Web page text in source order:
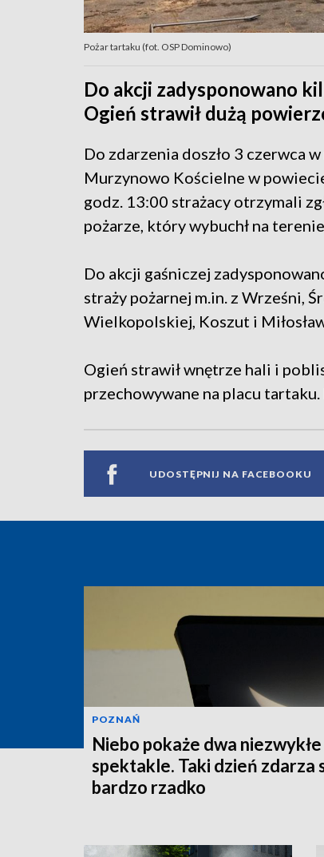
Pożar tartaku (fot. OSP Dominowo)
Do akcji zadysponowano
Ogień strawił dużą
Do zdarzenia doszło 3 czerwca
Murzynowo Kościelne w
godz. 13:00 strażacy otrzymali
pożarze, który wybuchł na
Do akcji gaśniczej
straży pożarnej m.in. z Wrześni,
Wielkopolskiej, Koszut i
Ogień strawił wnętrze hali i
przechowywane na placu
UDOSTĘPNIJ NA FACEBOOKU
POZNAŃ
Niebo pokaże dwa niezwykłe
spektakle. Taki dzień zdarza
bardzo rzadko